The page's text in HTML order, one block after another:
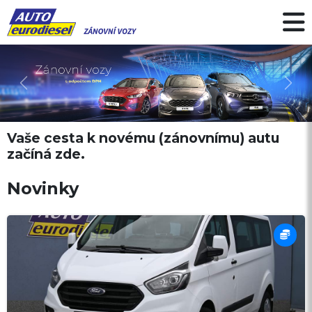
Předchozí Další
Vaše cesta k novému (zánovnímu) autu
začíná zde.
Novinky